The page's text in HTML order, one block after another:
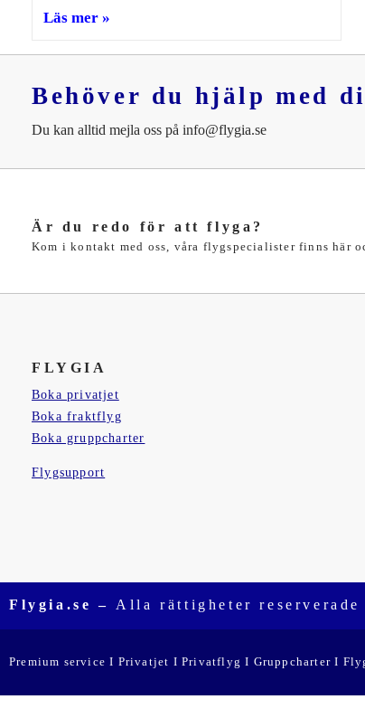
Läs mer »
Behöver du hjälp med
Du kan alltid mejla oss på info@flygia.se
Är du redo för att flyga?
Kom i kontakt med oss, våra flygspecialister finns här
FLYGIA
Boka privatjet
Boka fraktflyg
Boka gruppcharter
Flygsupport
Flygia.se – Alla rättigheter reserverade
Premium service I Privatjet I Privatflyg I Gruppcharter I